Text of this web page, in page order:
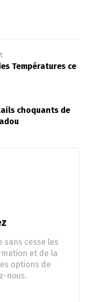
Températures ce
choquants de
sans cesse les
et de la
options de
nous.